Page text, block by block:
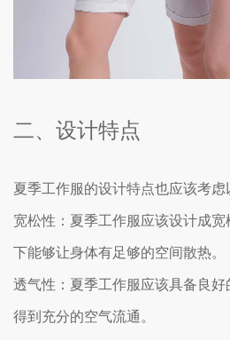
二、设计特点
夏季工作服的设计特点也应该考虑
宽松性：夏季工作服应该设计成
下能够让身体有足够的空间散热。
透气性：夏季工作服应该具备良
得到充分的空气流通。